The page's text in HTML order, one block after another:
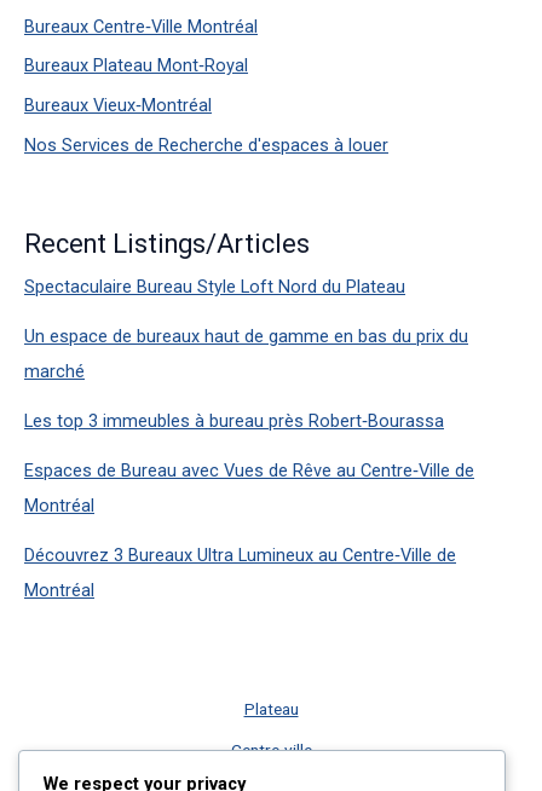
Bureaux Centre‑Ville Montréal
Bureaux Plateau Mont‑Royal
Bureaux Vieux‑Montréal
Nos Services de Recherche d'espaces à louer
Recent Listings/Articles
Spectaculaire Bureau Style Loft Nord du Plateau
Un espace de bureaux haut de gamme en bas du prix du
marché
Les top 3 immeubles à bureau près Robert‑Bourassa
Espaces de Bureau avec Vues de Rêve au Centre‑Ville de
Montréal
Découvrez 3 Bureaux Ultra Lumineux au Centre‑Ville de
Montréal
Plateau
Centre-ville
We respect your privacy